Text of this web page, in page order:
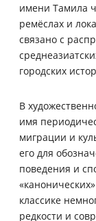
имени Тамила
ремёслах и
связано с
городских
В
имя
миграции и
его для
поведения и
классике
редкости и